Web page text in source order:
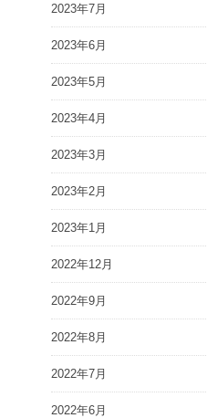
2023年7月
2023年6月
2023年5月
2023年4月
2023年3月
2023年2月
2023年1月
2022年12月
2022年9月
2022年8月
2022年7月
2022年6月